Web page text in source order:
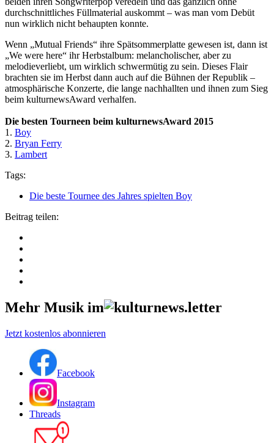
durchschnittliches Füllmaterial auskommt – was man vom Debüt
nun wirklich nicht behaupten konnte.
Wenn „Mutual Friends“ ihre Spätsommerplatte gewesen ist, dann ist
„We were here“ ihr Herbstalbum: melancholischer, aber zu
melodieverliebt, um wirklich schwermütig zu sein. Dieses Flair
brachten sie im Herbst dann auch auf die Bühnen der Republik –
atmosphärische Konzerte, die lange nachhallten und ihnen zum Sieg
beim kulturnewsAward verhalfen.
Die besten Tourneen beim kulturnewsAward 2015
1. Boy
2. Bryan Ferry
3. Lambert
Tags:
Die beste Tournee des Jahres spielten Boy
Beitrag teilen:
Mehr Musik im
Jetzt kostenlos abonnieren
Facebook
Instagram
Threads